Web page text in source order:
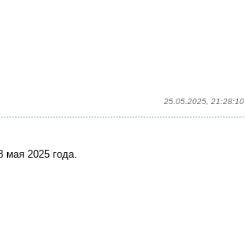
25.05.2025, 21:28:10
мая 2025 года.